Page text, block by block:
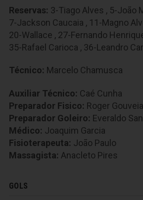
Reservas: 3-Tiago Alves , 5-João
7-Jackson Caucaia , 11-Magno
20-Wallace , 27-Fernando
35-Rafael Carioca , 36-Leandro
Técnico: Marcelo Chamusca
Auxiliar Técnico: Caé Cunha
Preparador Fisico: Roger Gouveia
Preparador Goleiro: Everaldo
Médico: Joaquim Garcia
Fisioterapeuta: João Paulo
Massagista: Anacleto Pires
GOLS